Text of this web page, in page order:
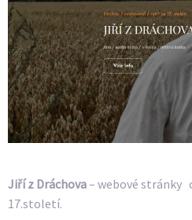
Jiří z Dráchova– webové stránky
17.století.